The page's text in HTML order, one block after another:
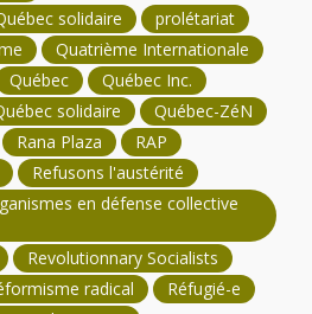
solidaire
prolétariat
Quatrième Internationale
Québec
Québec Inc.
solidaire
Québec-ZéN
Rana Plaza
RAP
Refusons l'austérité
en défense collective
Revolutionnary Socialists
radical
Réfugié-e